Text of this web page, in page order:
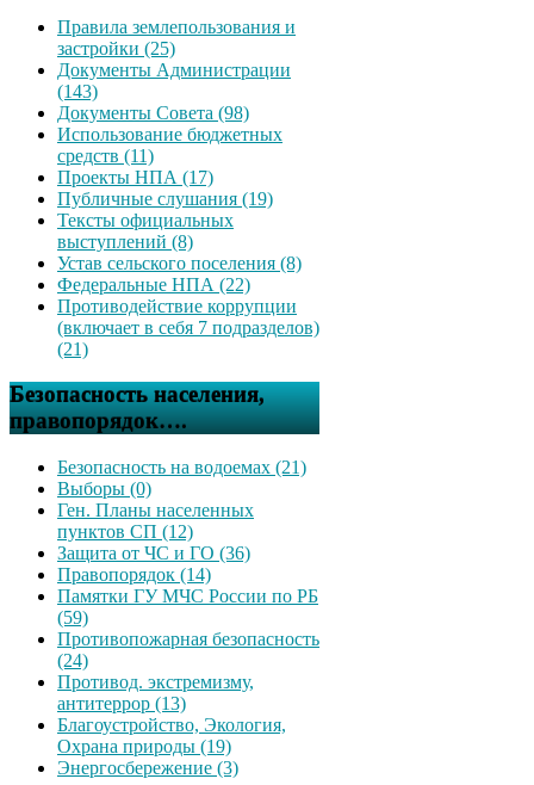
Правила землепользования и
застройки (25)
Документы Администрации
(143)
Документы Совета (98)
Использование бюджетных
средств (11)
Проекты НПА (17)
Публичные слушания (19)
Тексты официальных
выступлений (8)
Устав сельского поселения (8)
Федеральные НПА (22)
Противодействие коррупции
(включает в себя 7 подразделов)
(21)
Безопасность населения,
правопорядок….
Безопасность на водоемах (21)
Выборы (0)
Ген. Планы населенных
пунктов СП (12)
Защита от ЧС и ГО (36)
Правопорядок (14)
Памятки ГУ МЧС России по РБ
(59)
Противопожарная безопасность
(24)
Противод. экстремизму,
антитеррор (13)
Благоустройство, Экология,
Охрана природы (19)
Энергосбережение (3)